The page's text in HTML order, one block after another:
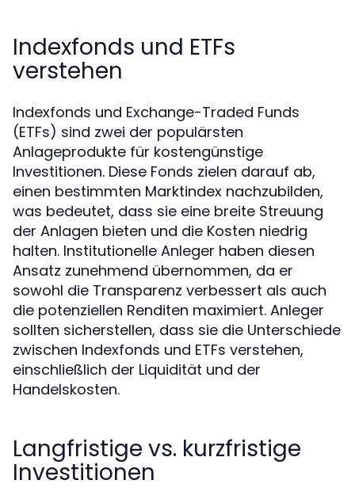
Indexfonds und ETFs
verstehen
Indexfonds und Exchange-Traded Funds
(ETFs) sind zwei der populärsten
Anlageprodukte für kostengünstige
Investitionen. Diese Fonds zielen darauf ab,
einen bestimmten Marktindex nachzubilden,
was bedeutet, dass sie eine breite Streuung
der Anlagen bieten und die Kosten niedrig
halten. Institutionelle Anleger haben diesen
Ansatz zunehmend übernommen, da er
sowohl die Transparenz verbessert als auch
die potenziellen Renditen maximiert. Anleger
sollten sicherstellen, dass sie die Unterschiede
zwischen Indexfonds und ETFs verstehen,
einschließlich der Liquidität und der
Handelskosten.
Langfristige vs. kurzfristige
Investitionen